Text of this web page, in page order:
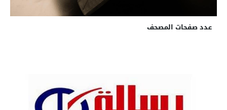
عدد صفحات المصحف